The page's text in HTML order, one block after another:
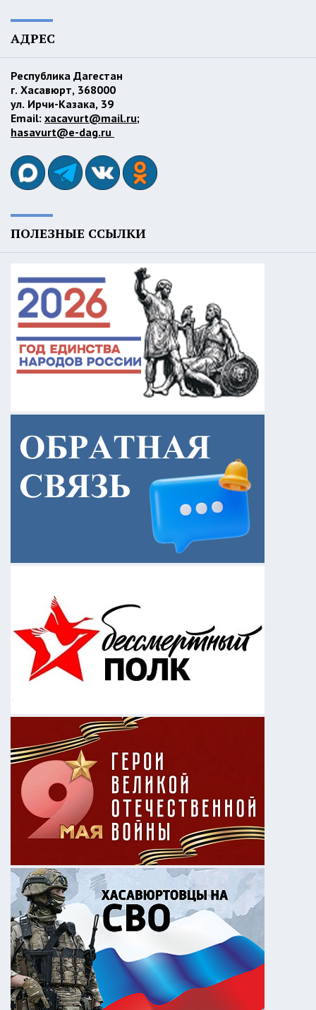
АДРЕС
Республика Дагестан
г. Хасавюрт, 368000
ул. Ирчи-Казака, 39
Email: xacavurt@mail.ru;
hasavurt@e-dag.ru
ПОЛЕЗНЫЕ ССЫЛКИ